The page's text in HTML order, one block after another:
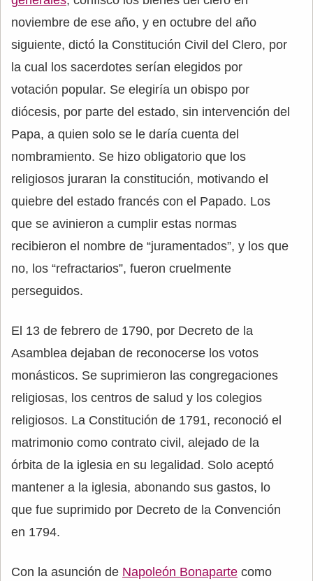
noviembre de ese año, y en octubre del año
siguiente, dictó la Constitución Civil del Clero, por
la cual los sacerdotes serían elegidos por
votación popular. Se elegiría un obispo por
diócesis, por parte del estado, sin intervención del
Papa, a quien solo se le daría cuenta del
nombramiento. Se hizo obligatorio que los
religiosos juraran la constitución, motivando el
quiebre del estado francés con el Papado. Los
que se avinieron a cumplir estas normas
recibieron el nombre de “juramentados”, y los que
no, los “refractarios”, fueron cruelmente
perseguidos.
El 13 de febrero de 1790, por Decreto de la
Asamblea dejaban de reconocerse los votos
monásticos. Se suprimieron las congregaciones
religiosas, los centros de salud y los colegios
religiosos. La Constitución de 1791, reconoció el
matrimonio como contrato civil, alejado de la
órbita de la iglesia en su legalidad. Solo aceptó
mantener a la iglesia, abonando sus gastos, lo
que fue suprimido por Decreto de la Convención
en 1794.
Con la asunción de Napoleón Bonaparte como